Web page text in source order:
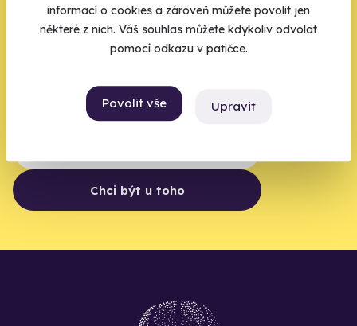
informací o cookies a zároveň můžete povolit jen
některé z nich. Váš souhlas můžete kdykoliv odvolat
pomocí odkazu v patičce.
Povolit vše Upravit
Zbývá jeden krok,
zbytek zařídíme my
Váš e-mail je vstupenka do světa, kde se žije naplno. Pojďte
Chci být u toho